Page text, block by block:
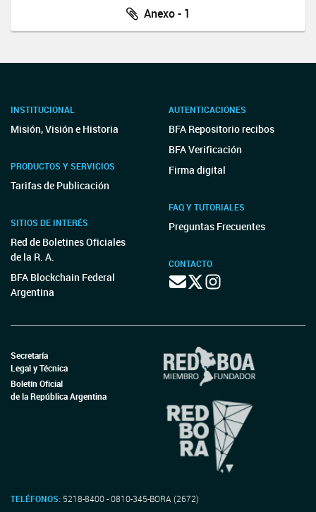
Anexo - 1
INSTITUCIONAL
Misión, Visión e Historia
PRODUCTOS Y SERVICIOS
Tarifas de Publicación
SITIOS DE INTERÉS
Red de Boletines Oficiales
de la R. A.
BFA Blockchain Federal
Argentina
AUTENTICACIONES
BFA Repositorio recibos
BFA Verificación
Firma digital
FAQ Y TUTORIALES
Preguntas Frecuentes
CONTACTO
Secretaría
Legal y Técnica
Boletín Oficial
de la República Argentina
TELÉFONOS: 5218-8400 - 0810-345-BORA (2672)